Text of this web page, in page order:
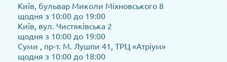
Київ, бульвар Миколи Міхновського 8
щодня з 10:00 до 19:00
Київ, вул. Чистяківська 2
щодня з 10:00 до 19:00
Суми , пр-т. М. Лушпи 41, ТРЦ «Атріум»
щодня з 10:00 до 18:00